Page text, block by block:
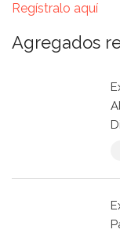
Regístralo aquí
Agregados